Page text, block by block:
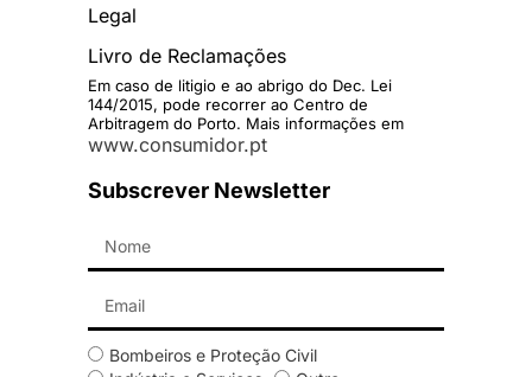
Legal
Livro de Reclamações
Em caso de litigio e ao abrigo do Dec. Lei
144/2015, pode recorrer ao Centro de
Arbitragem do Porto. Mais informações em
www.consumidor.pt
Subscrever Newsletter
Bombeiros e Proteção Civil